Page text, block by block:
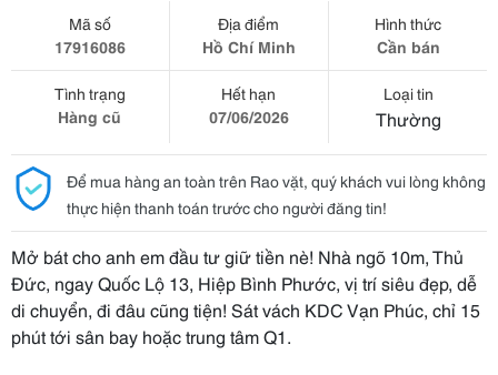
Mã số
17916086
Địa điểm
Hồ Chí Minh
Hình thức
Cần bán
Tình trạng
Hàng cũ
Hết hạn
07/06/2026
Loại tin
Thường
Để mua hàng an toàn trên Rao vặt, quý khách vui lòng không
thực hiện thanh toán trước cho người đăng tin!
Mở bát cho anh em đầu tư giữ tiền nè! Nhà ngõ 10m, Thủ
Đức, ngay Quốc Lộ 13, Hiệp Bình Phước, vị trí siêu đẹp, dễ
di chuyển, đi đâu cũng tiện! Sát vách KDC Vạn Phúc, chỉ 15
phút tới sân bay hoặc trung tâm Q1.